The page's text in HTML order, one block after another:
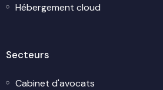
Hébergement cloud
Secteurs
Cabinet d'avocats